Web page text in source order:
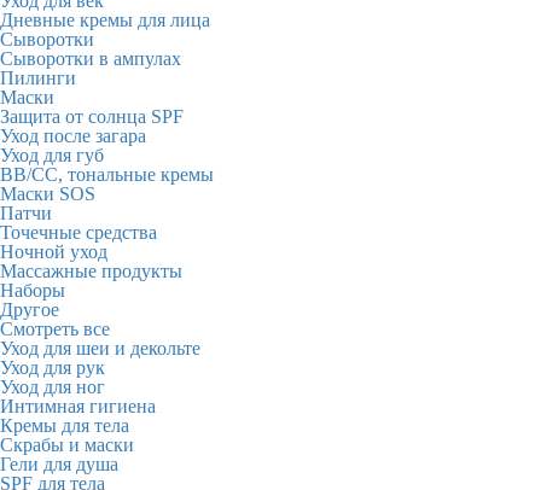
Дневные кремы для лица
Сыворотки
Сыворотки в ампулах
Пилинги
Маски
Защита от солнца SPF
Уход после загара
Уход для губ
BB/CC, тональные кремы
Маски SOS
Патчи
Точечные средства
Ночной уход
Массажные продукты
Наборы
Другое
Смотреть все
Уход для шеи и декольте
Уход для рук
Уход для ног
Интимная гигиена
Кремы для тела
Скрабы и маски
Гели для душа
SPF для тела